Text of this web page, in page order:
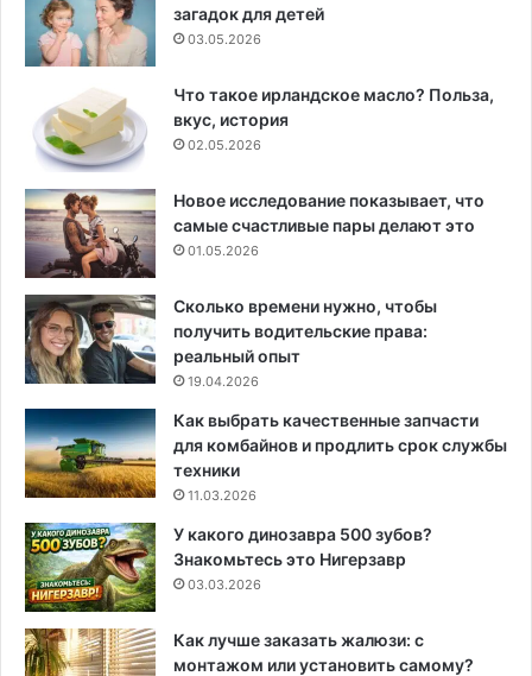
загадок для детей
03.05.2026
Что такое ирландское масло? Польза,
вкус, история
02.05.2026
Новое исследование показывает, что
самые счастливые пары делают это
01.05.2026
Сколько времени нужно, чтобы
получить водительские права:
реальный опыт
19.04.2026
Как выбрать качественные запчасти
для комбайнов и продлить срок службы
техники
11.03.2026
У какого динозавра 500 зубов?
Знакомьтесь это Нигерзавр
03.03.2026
Как лучше заказать жалюзи: с
монтажом или установить самому?